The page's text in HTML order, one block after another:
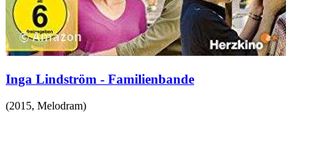
Inga Lindström - Familienbande
(2015, Melodram)